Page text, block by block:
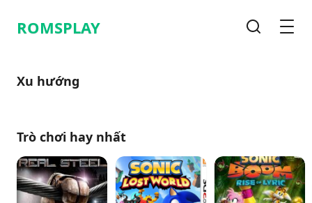
ROMSPLAY
Xu hướng
Trò chơi hay nhất